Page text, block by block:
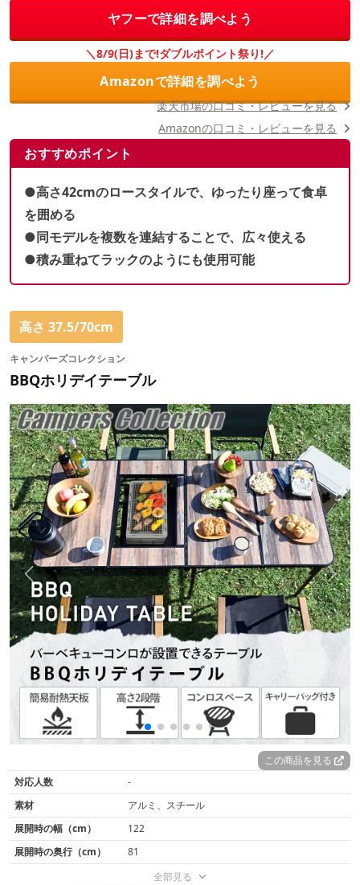
ヤフーで詳細を調べよう
＼8/9(日)まで!ダブルポイント祭り!／
Amazonで詳細を調べよう
おすすめポイント
●高さ42cmのロースタイルで、ゆったり座って食卓
を囲める
●同モデルを複数を連結することで、広々使える
●積み重ねてラックのようにも使用可能
楽天市場の口コミ・レビューを見る
Amazonの口コミ・レビューを見る
高さ 37.5/70cm
キャンパーズコレクション
BBQホリデイテーブル
この商品を見る
対応人数
-
素材
アルミ、スチール
展開時の幅（cm）
122
展開時の奥行（cm）
81
全部見る